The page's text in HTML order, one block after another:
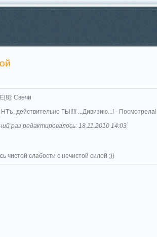
Свечи
НТъ, действительно ГЫ!!!! ...Дивизию...! - Посмотрела!
раз редактировалось: 18.11.2010 14:03
чистой слабости с нечистой силой ;))